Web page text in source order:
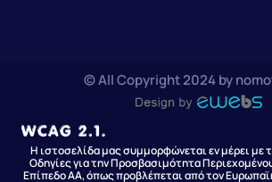
© All Copyright 2024 by
Η ιστοσελίδα μας συμμορφώνεται εν μέρει με
Οδηγίες για την Προσβασιμότητα
Επίπεδο AA, όπως προβλέπεται από τον